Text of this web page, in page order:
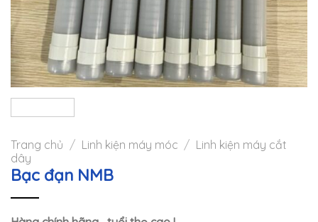
Trang chủ / Linh kiện máy móc / Linh kiện máy cắt
dây
Bạc đạn NMB